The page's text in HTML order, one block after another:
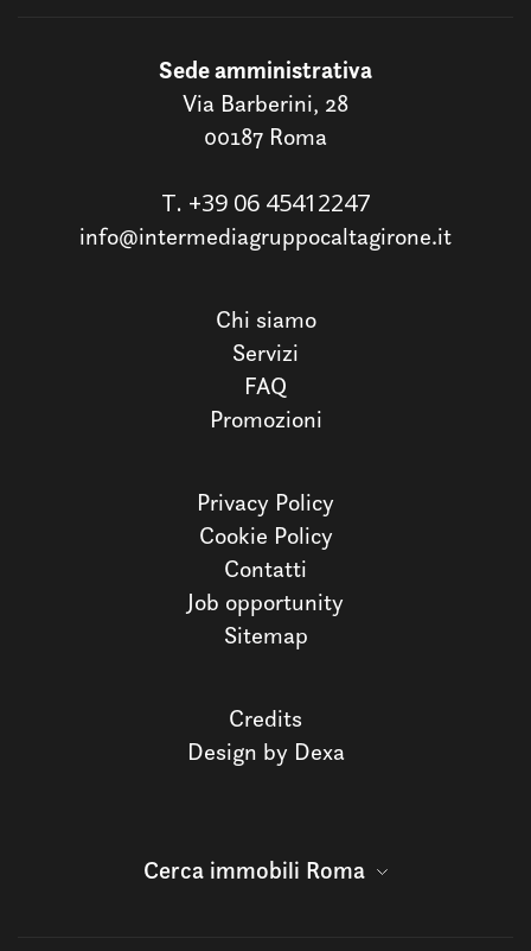
Sede amministrativa
Via Barberini, 28
00187 Roma
T. +39 06 45412247
info@intermediagruppocaltagirone.it
Chi siamo
Servizi
FAQ
Promozioni
Privacy Policy
Cookie Policy
Contatti
Job opportunity
Sitemap
Credits
Design by Dexa
Cerca immobili Roma